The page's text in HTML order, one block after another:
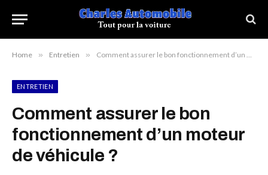
Home » Entretien » Comment assurer le bon fonctionnement d’un moteur de véhicule ?
ENTRETIEN
Comment assurer le bon
fonctionnement d’un moteur
de véhicule ?